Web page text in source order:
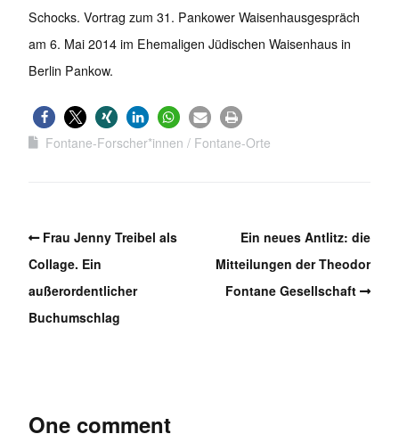
Schocks. Vortrag zum 31. Pankower Waisenhausgespräch
am 6. Mai 2014 im Ehemaligen Jüdischen Waisenhaus in
Berlin Pankow.
Fontane-Forscher*innen Fontane-Orte
Frau Jenny Treibel als
Collage. Ein
außerordentlicher
Buchumschlag
Ein neues Antlitz: die
Mitteilungen der Theodor
Fontane Gesellschaft
One comment